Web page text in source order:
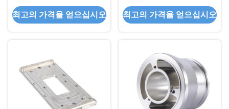
100% 검사
최고의 가격을 얻으십시오
문형 CNC 알루미늄 부품
최고의 가격을 얻으십시오